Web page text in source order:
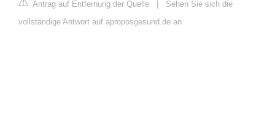
Antrag auf Entfernung der Quelle | Sehen Sie sich die
vollständige Antwort auf aproposgesund.de an